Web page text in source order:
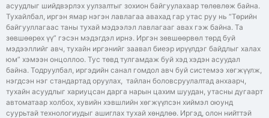
асуудлыг шийдвэрлэх уулзалтыг зохион байгуулахаар төлөвлөж байна.
Тухайлбал, иргэн ямар нэгэн лавлагаа авахад гар утас руу нь “Төрийн
байгууллагаас таны тухай мэдээлэл лавлагааг авах гэж байна. Та
зөвшөөрөх үү” гэсэн мэдэгдэл ирнэ. Иргэн зөвшөөрвөл төрд буй
мэдээллийг авч, тухайн иргэнийг заавал биеэр ирүүлдэг байдлыг халах
юм” хэмээн онцоллоо. Тус төвд тулгамдаж буй хэд хэдэн асуудал
байна. Тодруулбал, иргэдийн санал гомдол авч буй системээ хөгжүүлж,
нэгдсэн нэг стандартад оруулах, тайлан боловсруулалтад анхаарч,
тухайн асуудлыг хариуцсан дарга нарын цахим шуудан, утасны дугаарт
автоматаар холбох, хувийн хэвшлийн хөгжүүлсэн хиймэл оюунд
суурьтай технологиудыг ашиглах тухай хөндлөө. Иргэд, олон нийттэй